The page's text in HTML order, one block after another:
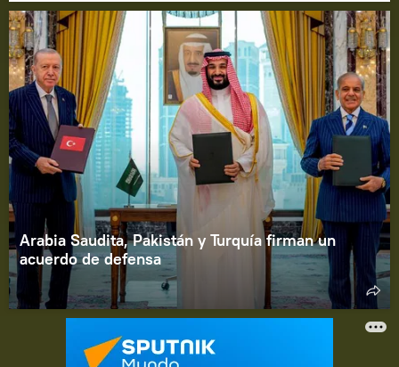
Arabia Saudita, Pakistán y Turquía firman un
acuerdo de defensa